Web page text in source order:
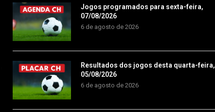
Jogos programados para sexta-feira,
07/08/2026
6 de agosto de 2026
Resultados dos jogos desta quarta-feira,
05/08/2026
6 de agosto de 2026